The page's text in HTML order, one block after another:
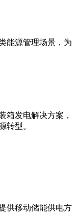
能源管理场景，为
箱发电解决方案，
转型。
供移动储能供电方